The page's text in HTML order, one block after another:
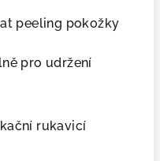
peeling pokožky
pro udržení
rukavicí